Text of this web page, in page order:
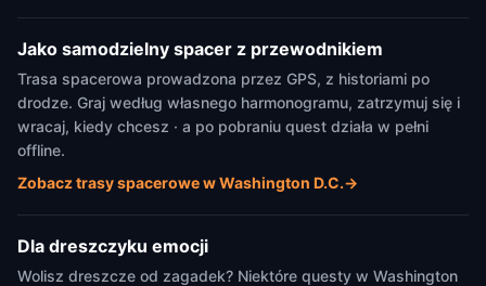
Jako samodzielny spacer z przewodnikiem
Trasa spacerowa prowadzona przez GPS, z historiami po
drodze. Graj według własnego harmonogramu, zatrzymuj się i
wracaj, kiedy chcesz · a po pobraniu quest działa w pełni
offline.
Zobacz trasy spacerowe w Washington D.C.→
Dla dreszczyku emocji
Wolisz dreszcze od zagadek? Niektóre questy w Washington